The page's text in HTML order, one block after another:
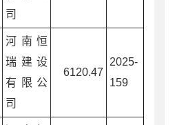
司
河南恒
瑞建设
有限公
司
6120.47
2025-
159